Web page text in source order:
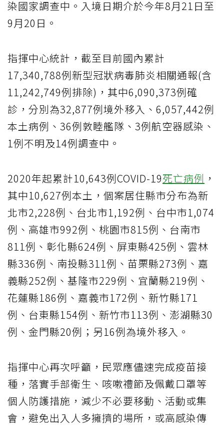
染國家調查中。入境日期介於今年8月21日至
9月20日。
指揮中心統計，截至目前國內累計
17,340,788例新型冠狀病毒肺炎相關通報(含
11,242,749例排除)，其中6,090,373例確
診，分別為32,877例境外移入、6,057,442例
本土病例、36例敦睦艦隊、3例航空器感染、
1例不明及14例調查中。
2020年起累計10,643例COVID-19死亡病例 ，
其中10,627例本土，個案居住縣市分布為新
北市2,228例、台北市1,192例、台中市1,074
例、高雄市992例、桃園市815例、台南市
811例、彰化縣624例、屏東縣425例、雲林
縣336例、南投縣311例、苗栗縣273例、嘉
義縣252例、基隆市229例、宜蘭縣219例、
花蓮縣186例、嘉義市172例、新竹縣171
例、台東縣154例、新竹市113例、澎湖縣30
例、金門縣20例；另16例為境外移入。
指揮中心再次呼籲，民眾應儘速完成疫苗接
種，落實手部衛生、咳嗽禮節及佩戴口罩等
個人防護措施，減少不必要移動、活動或集
會，避免出入人多擁擠的場所，或高感染傳